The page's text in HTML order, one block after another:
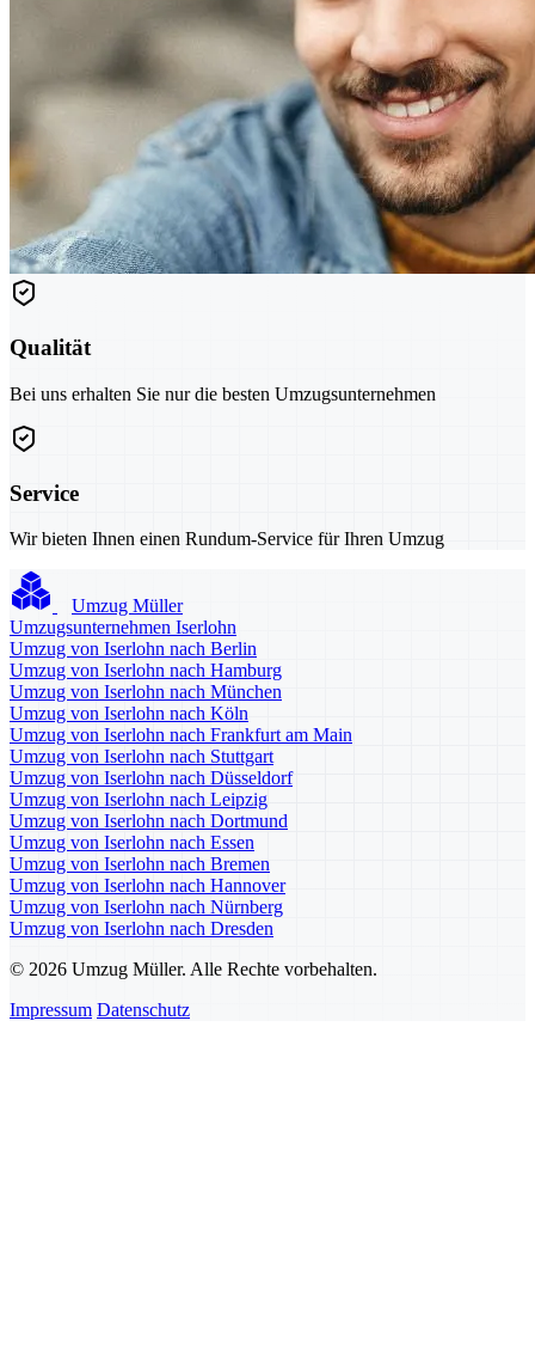
Qualität
Bei uns erhalten Sie nur die besten Umzugsunternehmen
Service
Wir bieten Ihnen einen Rundum-Service für Ihren Umzug
Umzug Müller
Umzugsunternehmen Iserlohn
Umzug von Iserlohn nach Berlin
Umzug von Iserlohn nach Hamburg
Umzug von Iserlohn nach München
Umzug von Iserlohn nach Köln
Umzug von Iserlohn nach Frankfurt am Main
Umzug von Iserlohn nach Stuttgart
Umzug von Iserlohn nach Düsseldorf
Umzug von Iserlohn nach Leipzig
Umzug von Iserlohn nach Dortmund
Umzug von Iserlohn nach Essen
Umzug von Iserlohn nach Bremen
Umzug von Iserlohn nach Hannover
Umzug von Iserlohn nach Nürnberg
Umzug von Iserlohn nach Dresden
© 2026 Umzug Müller. Alle Rechte vorbehalten.
Impressum Datenschutz